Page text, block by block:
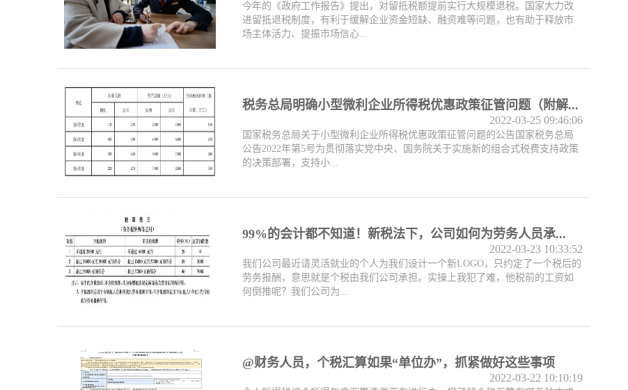
今年的《政府工作报告》提出，对留抵税额提前实行大规模退税。国家大力改
进留抵退税制度，有利于缓解企业资金短缺、融资难等问题，也有助于释放市
场主体活力、提振市场信心...
税务总局明确小型微利企业所得税优惠政策征管问题（附解...
2022-03-25 09:46:06
国家税务总局关于小型微利企业所得税优惠政策征管问题的公告国家税务总局
公告2022年第5号为贯彻落实党中央、国务院关于实施新的组合式税费支持政策
的决策部署，支持小...
99%的会计都不知道！新税法下，公司如何为劳务人员承...
2022-03-23 10:33:52
我们公司最近请灵活就业的个人为我们设计一个新LOGO，只约定了一个税后的
劳务报酬，意思就是个税由我们公司承担。实操上我犯了难，他税前的工资如
何倒推呢？我们公司为...
@财务人员，个税汇算如果“单位办”，抓紧做好这些事项
2022-03-22 10:10:19